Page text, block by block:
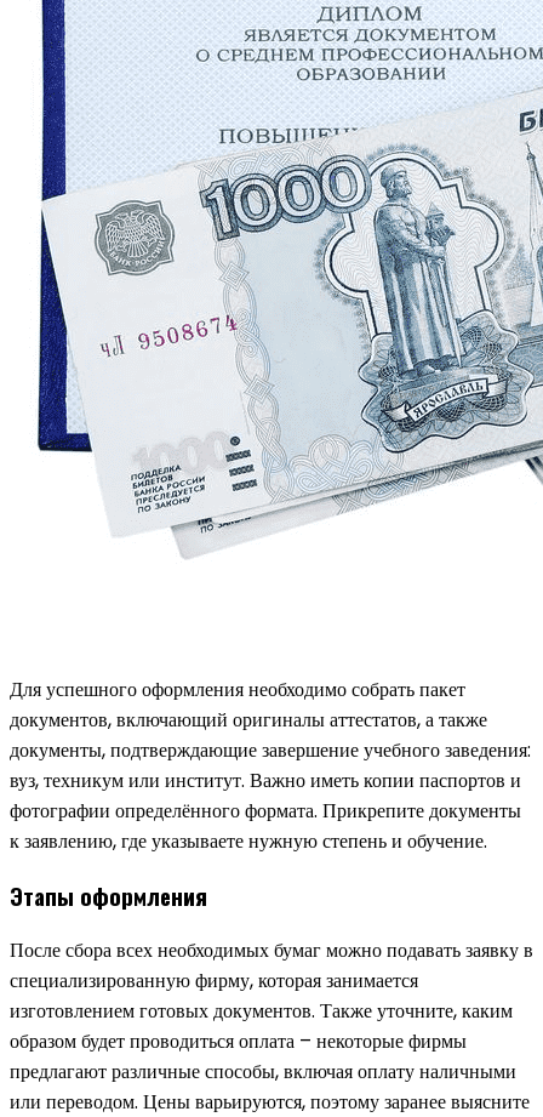
Для успешного оформления необходимо собрать пакет
документов, включающий оригиналы аттестатов, а также
документы, подтверждающие завершение учебного заведения:
вуз, техникум или институт. Важно иметь копии паспортов и
фотографии определённого формата. Прикрепите документы
к заявлению, где указываете нужную степень и обучение.
Этапы оформления
После сбора всех необходимых бумаг можно подавать заявку в
специализированную фирму, которая занимается
изготовлением готовых документов. Также уточните, каким
образом будет проводиться оплата – некоторые фирмы
предлагают различные способы, включая оплату наличными
или переводом. Цены варьируются, поэтому заранее выясните